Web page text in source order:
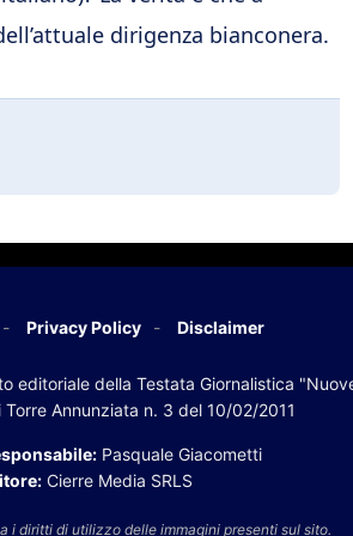
dirigenza bianconera.
Privacy Policy Disclaimer
editoriale della Testata Giornalistica
Annunziata n. 3 del 10/02/2011
Pasquale Giacometti
Cierre Media SRLS
i diritti di utilizzo delle immagini presenti sul sito.